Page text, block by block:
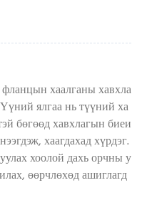
фланцын хаалганы хавхла
ялгаа нь түүний ха
бөгөөд хавхлагын биеи
хаагдахад хүрдэг.
хоолой дахь орчны у
өөрчлөхөд ашиглагд